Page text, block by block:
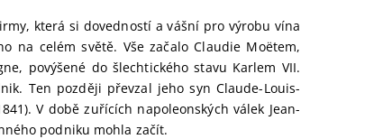
která si dovedností a vášní pro výrobu vína
na celém světě. Vše začalo Claudie Moëtem,
povýšené do šlechtického stavu Karlem VII.
Ten později převzal jeho syn Claude-Louis-
V době zuřících napoleonských válek Jean-
podniku mohla začít.